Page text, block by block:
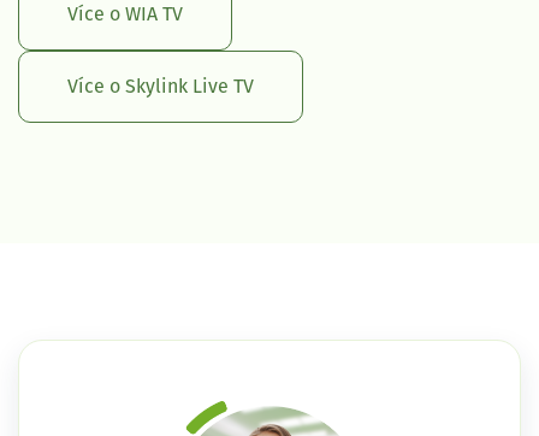
Více o WIA TV
Více o Skylink Live TV